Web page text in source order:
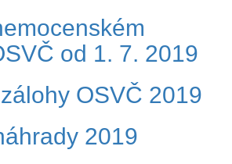
od 1. 7. 2019
OSVČ 2019
2019